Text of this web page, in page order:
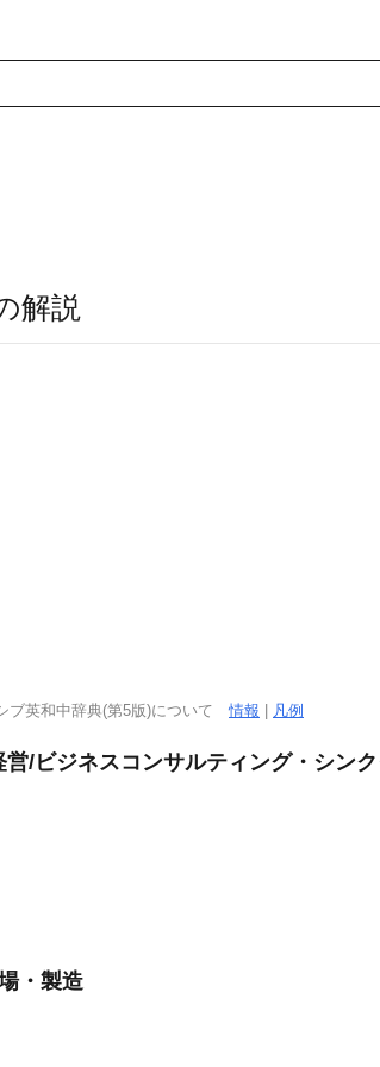
解説
ブ英和中辞典(第5版)について情報 凡例
/ビジネスコンサルティング・シン
・製造